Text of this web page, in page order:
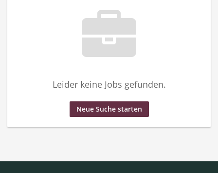
Leider keine Jobs gefunden.
Neue Suche starten